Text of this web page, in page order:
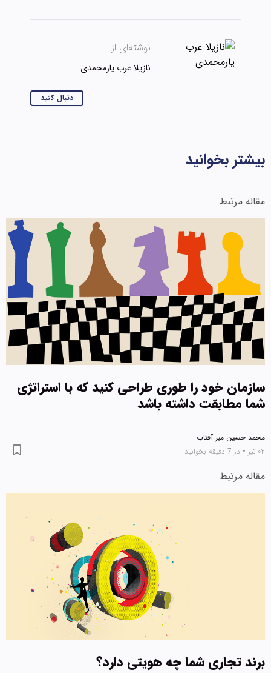
نوشته‌ای از
نازیلا عرب یارمحمدی
دنبال کنید
بیشتر بخوانید
مقاله مرتبط
سازمان خود را طوری طراحی کنید که با استراتژی
شما مطابقت داشته باشد
محمد حسین میر آفتاب
۰۲ تیر
• در 7 دقیقه بخوانید
مقاله مرتبط
برند تجاری شما چه هویتی دارد؟